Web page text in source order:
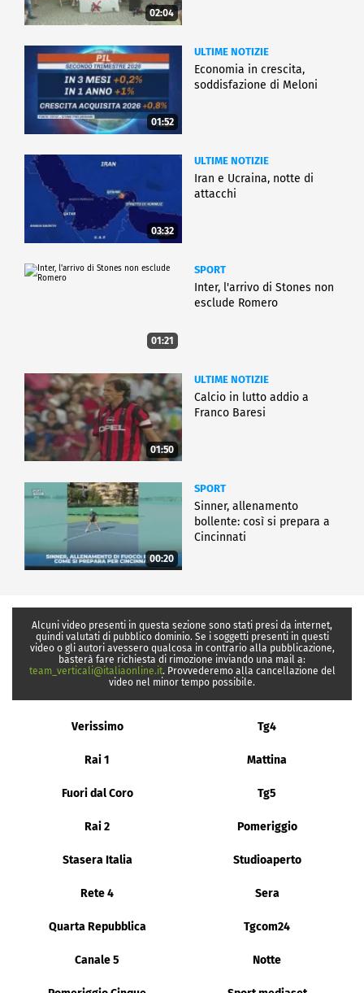
02:04
01:52
ULTIME NOTIZIE
Economia in crescita,
soddisfazione di Meloni
03:32
ULTIME NOTIZIE
Iran e Ucraina, notte di
attacchi
01:21
SPORT
Inter, l'arrivo di Stones non
esclude Romero
01:50
ULTIME NOTIZIE
Calcio in lutto addio a
Franco Baresi
00:20
SPORT
Sinner, allenamento
bollente: così si prepara a
Cincinnati
Alcuni video presenti in questa sezione sono stati presi da internet,
quindi valutati di pubblico dominio. Se i soggetti presenti in questi
video o gli autori avessero qualcosa in contrario alla pubblicazione,
basterà fare richiesta di rimozione inviando una mail a:
team_verticali@italiaonline.it. Provvederemo alla cancellazione del
video nel minor tempo possibile.
Verissimo Tg4
Rai 1 Mattina
Fuori dal Coro Tg5
Rai 2 Pomeriggio
Stasera Italia Studioaperto
Rete 4 Sera
Quarta Repubblica Tgcom24
Canale 5 Notte